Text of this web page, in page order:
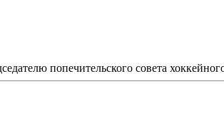
попечительского совета